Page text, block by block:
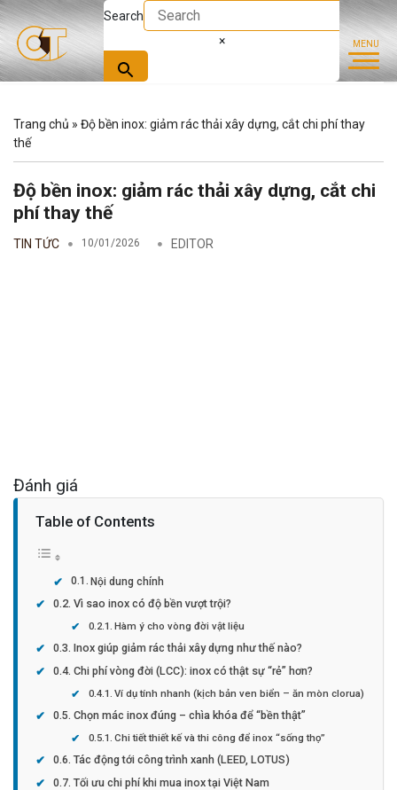
Search
×
Trang chủ » Độ bền inox: giảm rác thải xây dựng, cắt chi phí thay
thế
Độ bền inox: giảm rác thải xây dựng, cắt chi
phí thay thế
TIN TỨC 10/01/2026 EDITOR
Đánh giá
Table of Contents
Nội dung chính
Vì sao inox có độ bền vượt trội?
Hàm ý cho vòng đời vật liệu
Inox giúp giảm rác thải xây dựng như thế nào?
Chi phí vòng đời (LCC): inox có thật sự “rẻ” hơn?
Ví dụ tính nhanh (kịch bản ven biển – ăn mòn clorua)
Chọn mác inox đúng – chìa khóa để “bền thật”
Chi tiết thiết kế và thi công để inox “sống thọ”
Tác động tới công trình xanh (LEED, LOTUS)
Tối ưu chi phí khi mua inox tại Việt Nam